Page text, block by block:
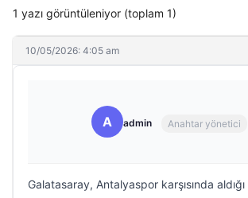
1 yazı görüntüleniyor (toplam 1)
10/05/2026: 4:05 am
A admin Anahtar yönetici
Galatasaray, Antalyaspor karşısında aldığı